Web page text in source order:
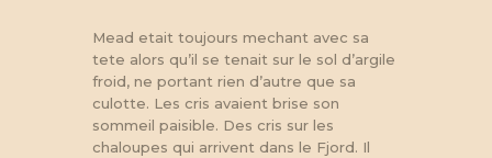
Mead etait toujours mechant avec sa
tete alors qu’il se tenait sur le sol d’argile
froid, ne portant rien d’autre que sa
culotte. Les cris avaient brise son
sommeil paisible. Des cris sur les
chaloupes qui arrivent dans le Fjord. Il